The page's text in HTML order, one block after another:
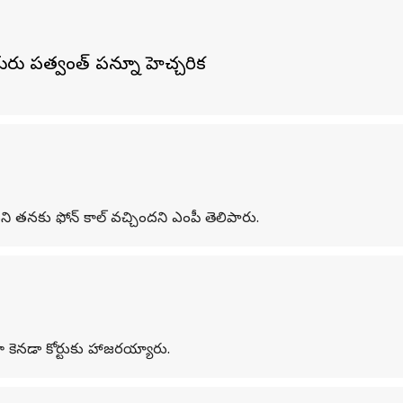
పత్వంత్ పన్నూ హెచ్చరిక
తనకు ఫోన్ కాల్ వచ్చిందని ఎంపీ తెలిపారు.
కోర్టుకు హాజరయ్యారు.